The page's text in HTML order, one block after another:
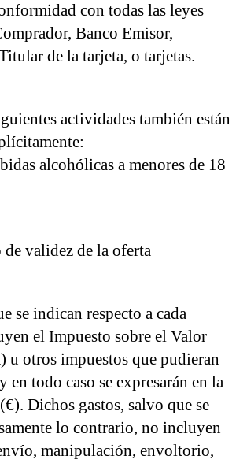
con todas las leyes
Banco Emisor,
de la tarjeta, o tarjetas.
actividades también están
alcohólicas a menores de 18
validez de la oferta
se indican respecto a cada
el Impuesto sobre el Valor
otros impuestos que pudieran
en todo caso se expresarán en la
Dichos gastos, salvo que se
lo contrario, no incluyen
manipulación, envoltorio,